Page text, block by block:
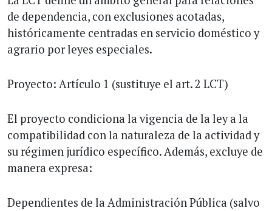
de dependencia, con exclusiones acotadas,
históricamente centradas en servicio doméstico y
agrario por leyes especiales.
Proyecto: Artículo 1 (sustituye el art. 2 LCT)
El proyecto condiciona la vigencia de la ley a la
compatibilidad con la naturaleza de la actividad y
su régimen jurídico específico. Además, excluye de
manera expresa:
Dependientes de la Administración Pública (salvo